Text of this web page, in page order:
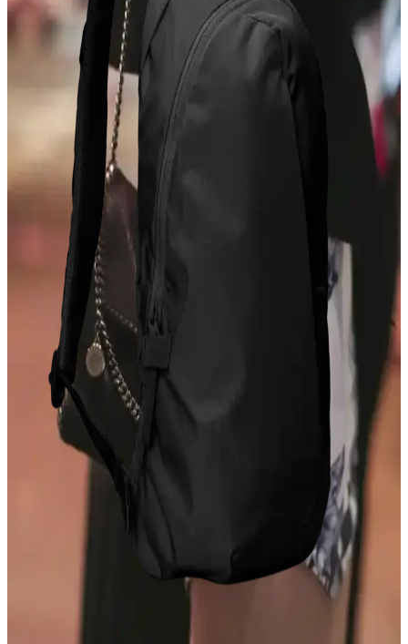
Opus Emiliano Aemilianus Mini Çantası: Sanat ve
El İşçiliğinin Özgün Buluşması
Opus Emiliano'nun Aemilianus Mini modeli, özgün geometrik
tasarımı ve yüksek işçilik kalitesiyle lüks çanta pazarında estetik ve
koleksiyon değeri sunuyor.
Gucci Jackie Çantanın Yeni Büyük Boy Versiyonu:
Deri Kalitesi ve Tasarım Özellikleri
Gucci Jackie çantanın yeni büyük boy versiyonu, taneli dış deri ve
yumuşak keçi iç derisiyle lüks ve konfor sunuyor. Esnek tasarımıyla
uniseks kullanım imkanı sağlıyor ve dayanıklılığıyla öne çıkıyor.
MAISON de SABRÉ Pikachu Çantası: Tasarım,
Kalite ve Kullanıcı Deneyimleri Üzerine Detaylı
İnceleme
MAISON de SABRÉ Pikachu çantası, Pokémon temalı tasarımı ve
kaliteli derisiyle dikkat çekiyor. Fermuarsız yapısı güvenlik endişesi
yaratırken, kullanıcılar estetik ve işlevselliği ön planda tutuyor.
Gucci Yeni Jackie Koleksiyonu: Yumuşak Deri ve
Piston Kilit Tasarımıyla Yenilikler
Gucci'nin yeni Jackie koleksiyonu, yumuşak ve esnek deri kullanımı
ile klasik tasarımı modernleştiriyor. Piston kilit mekanizması ve şık
donanım seçenekleriyle kullanıcılar tarafından olumlu karşılanıyor.
Stella McCartney Falabella Çanta Modelleri ve
Stella McCartney Falabella çanta serisi, mini, mini tote ve tiny
boyutlarıyla farklı kullanım ihtiyaçlarına hitap eder. Askı uzunluğu